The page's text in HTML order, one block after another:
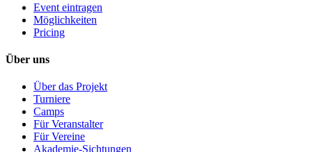
Event eintragen
Möglichkeiten
Pricing
Über uns
Über das Projekt
Turniere
Camps
Für Veranstalter
Für Vereine
Akademie-Sichtungen